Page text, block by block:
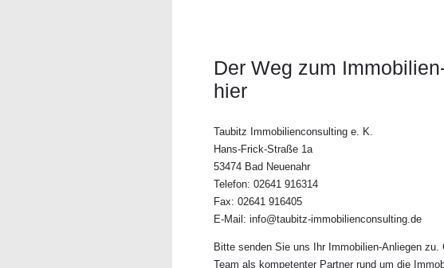
Der Weg zum
hier
Taubitz Immobilienconsulting e. K.
Hans-Frick-Straße 1a
53474 Bad Neuenahr
Telefon: 02641 916314
Fax: 02641 916405
E-Mail: info@taubitz-immobilienconsulting.de
Bitte senden Sie uns Ihr Immobilien-Anliegen zu.
Team als kompetenter Partner rund um die